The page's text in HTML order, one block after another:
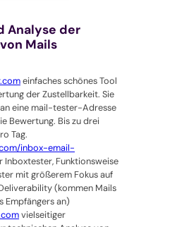
Analyse der
Mails
einfaches schönes Tool
der Zustellbarkeit. Sie
eine mail-tester-Adresse
Bewertung. Bis zu drei
Tag.
inbox-email-
Inboxtester, Funktionsweise
mit größerem Fokus auf
(kommen Mails
Empfängers an)
vielseitiger